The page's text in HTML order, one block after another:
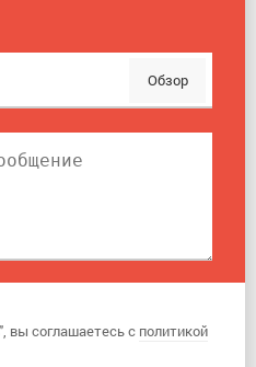
Обзор
вы соглашаетесь с политикой